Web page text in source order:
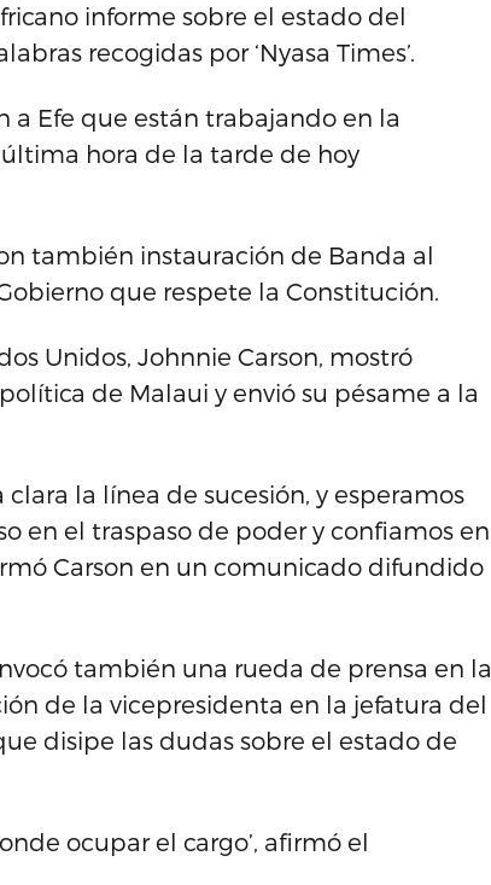
informe sobre el estado del
recogidas por ‘Nyasa Times’.
a Efe que están trabajando en la
hora de la tarde de hoy
también instauración de Banda al
que respete la Constitución.
Unidos, Johnnie Carson, mostró
de Malaui y envió su pésame a la
la línea de sucesión, y esperamos
en el traspaso de poder y confiamos en
Carson en un comunicado difundido
también una rueda de prensa en la
de la vicepresidenta en la jefatura del
disipe las dudas sobre el estado de
ocupar el cargo’, afirmó el